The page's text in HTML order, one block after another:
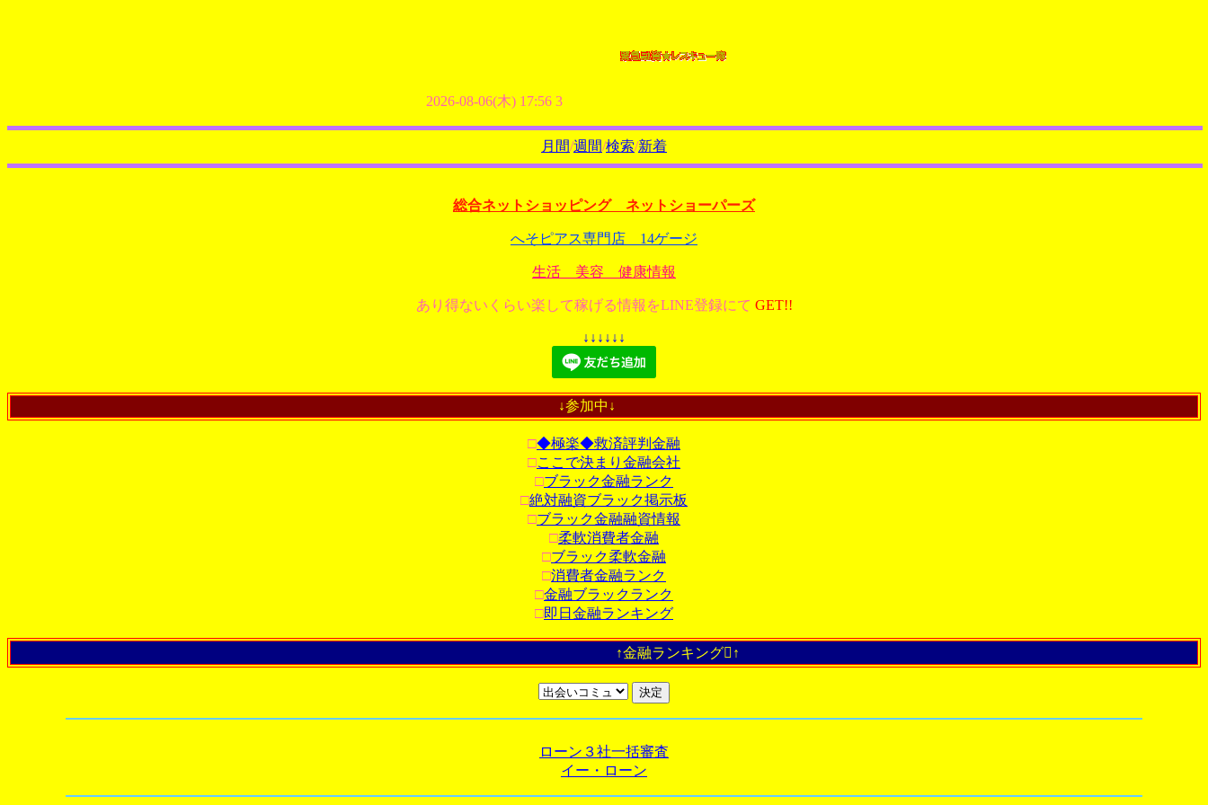
2026-08-06(木) 17:56 3
月間/週間/検索/新着
総合ネットショッピング ネットショーパーズ
へそピアス専門店 14ゲージ
生活 美容 健康情報
あり得ないくらい楽して稼げる情報をLINE登録にて GET!!
↓↓↓↓↓↓
↓参加中↓
□◆極楽◆救済評判金融
□ここで決まり金融会社
□ブラック金融ランク
□絶対融資ブラック掲示板
□ブラック金融融資情報
□柔軟消費者金融
□ブラック柔軟金融
□消費者金融ランク
□金融ブラックランク
□即日金融ランキング
↑金融ランキング↑
ローン３社一括審査
イー・ローン